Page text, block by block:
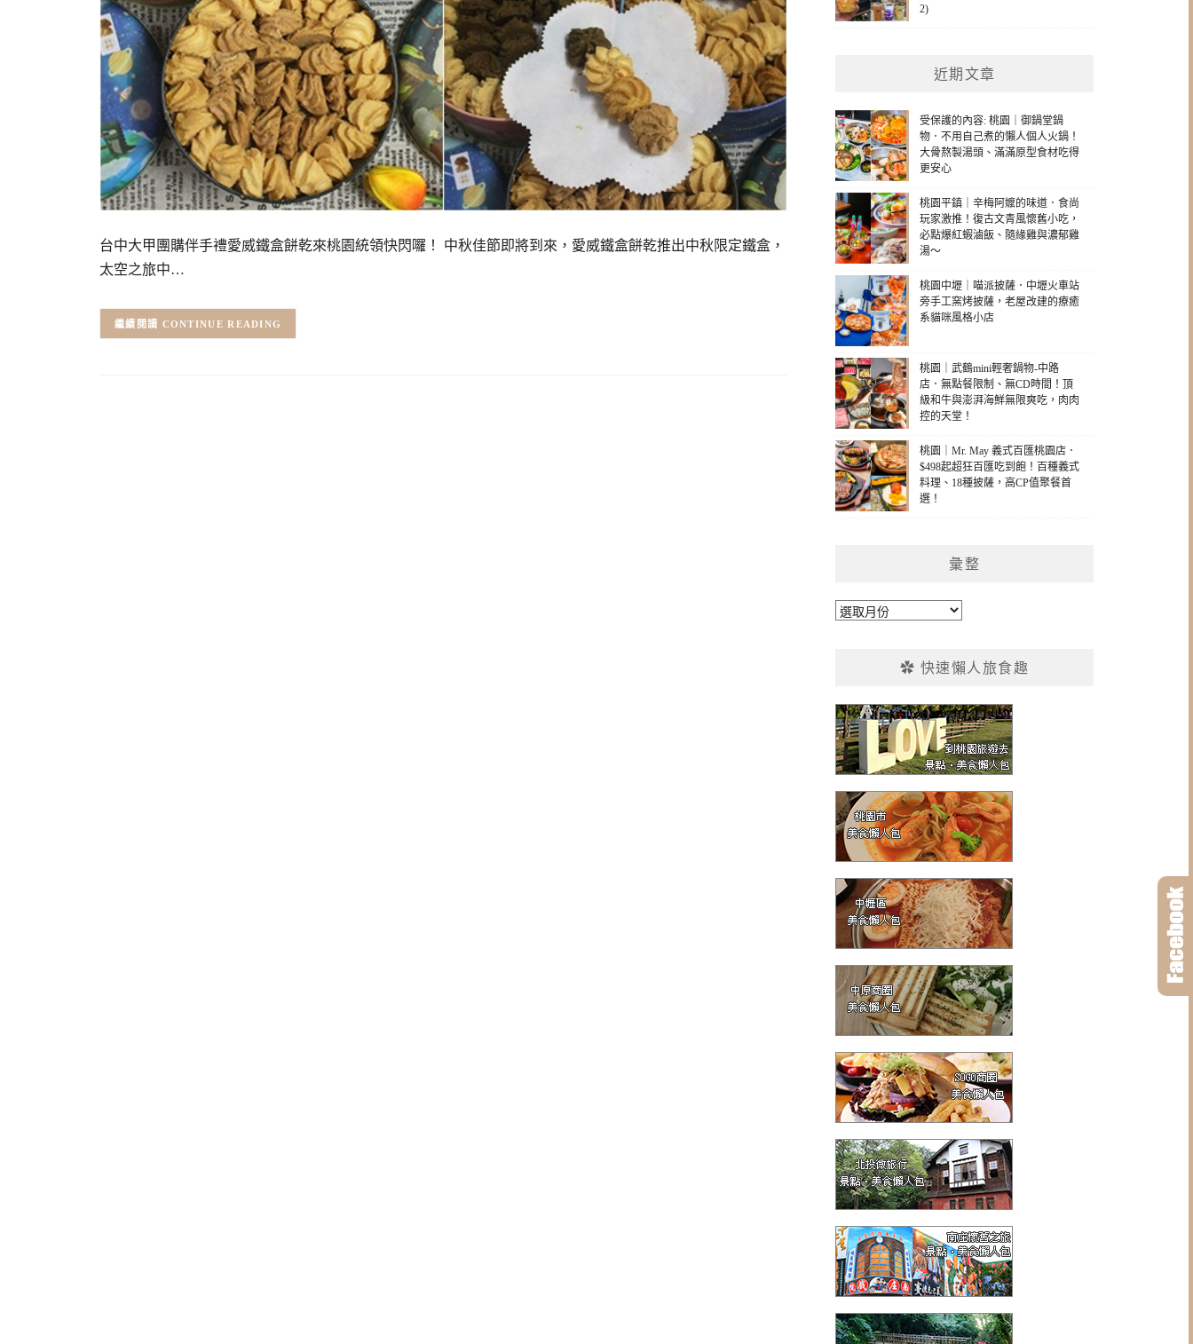
台中大甲團購伴手禮愛威鐵盒餅乾來桃園統領快閃囉！ 中秋佳節即將到來，愛威鐵盒餅乾推出中秋限定鐵盒，
太空之旅中…
CONTINUE READING
2)
近期文章
受保護的內容: 桃園｜御鍋堂鍋
物．不用自己煮的懶人個人火鍋！
大骨熬製湯頭、滿滿原型食材吃得
更安心
桃園平鎮｜辛梅阿嬤的味道．食尚
玩家激推！復古文青風懷舊小吃，
必點爆紅蝦滷飯、隨緣雞與濃郁雞
湯～
桃園中壢｜喵派披薩．中壢火車站
旁手工窯烤披薩，老屋改建的療癒
系貓咪風格小店
桃園｜武鶴mini輕奢鍋物-中路
店．無點餐限制、無CD時間！頂
級和牛與澎湃海鮮無限爽吃，肉肉
控的天堂！
桃園｜Mr. May 義式百匯桃園店．
$498起超狂百匯吃到飽！百種義式
料理、18種披薩，高CP值聚餐首
選！
彙整
彙
✿ 快速懶人旅食趣